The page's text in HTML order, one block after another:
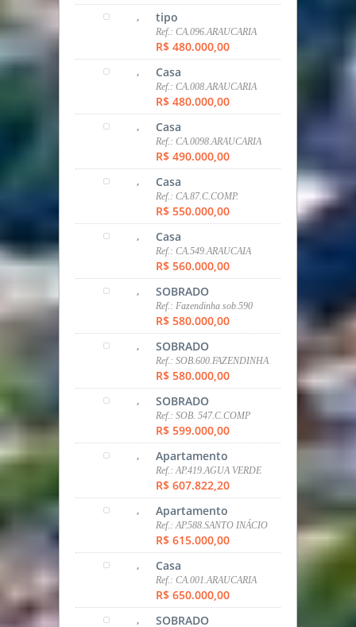
, tipo
Ref.: CA.096.ARAUCARIA
R$ 480.000,00
, Casa
Ref.: CA.008.ARAUCARIA
R$ 480.000,00
, Casa
Ref.: CA.0098.ARAUCARIA
R$ 490.000,00
, Casa
Ref.: CA.87.C.COMP.
R$ 550.000,00
, Casa
Ref.: CA.549.ARAUCAIA
R$ 560.000,00
, SOBRADO
Ref.: Fazendinha sob.590
R$ 580.000,00
, SOBRADO
Ref.: SOB.600.FAZENDINHA
R$ 580.000,00
, SOBRADO
Ref.: SOB. 547.C.COMP
R$ 599.000,00
, Apartamento
Ref.: AP.419.AGUA VERDE
R$ 607.822,20
, Apartamento
Ref.: AP.588.SANTO INÁCIO
R$ 615.000,00
, Casa
Ref.: CA.001.ARAUCARIA
R$ 650.000,00
, SOBRADO